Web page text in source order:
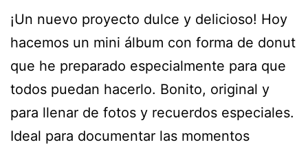
¡Un nuevo proyecto dulce y delicioso! Hoy
hacemos un mini álbum con forma de donut
que he preparado especialmente para que
todos puedan hacerlo. Bonito, original y
para llenar de fotos y recuerdos especiales.
Ideal para documentar las momentos